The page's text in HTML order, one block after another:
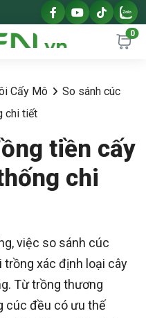
0
Cấy Mô
So sánh cúc
chi tiết
tiền cấy
chi
việc so sánh cúc
xác định loại cây
Từ trồng thương
cúc đều có ưu thế